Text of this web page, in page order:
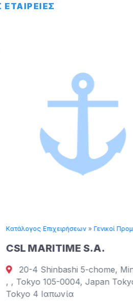
» Γενικοί Προμηθευτές
S.A.
5-chome, Minato-ku,
0004, Japan Tokyo,